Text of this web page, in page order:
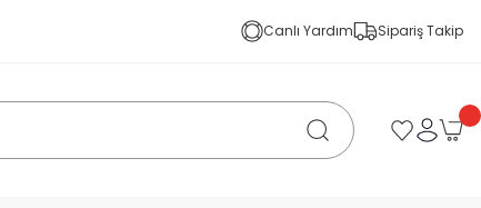
Canlı Yardım Sipariş Takip